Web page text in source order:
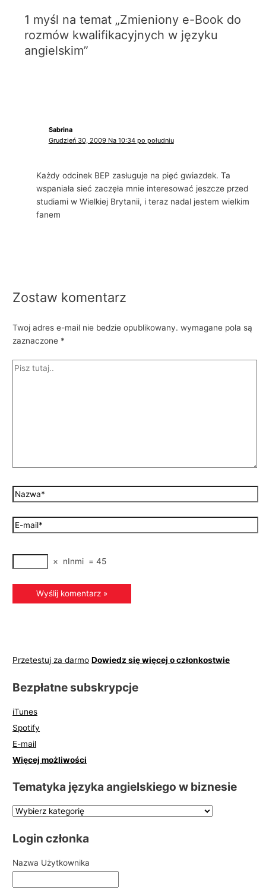
1 myśl na temat „Zmieniony e-Book do
rozmów kwalifikacyjnych w języku
angielskim”
Sabrina
Grudzień 30, 2009 Na 10:34 po południu
Każdy odcinek BEP zasługuje na pięć gwiazdek. Ta
wspaniała sieć zaczęła mnie interesować jeszcze przed
studiami w Wielkiej Brytanii, i teraz nadal jestem wielkim
fanem
Zostaw komentarz
Twoj adres e-mail nie bedzie opublikowany. wymagane pola są
zaznaczone *
× nInmi = 45
Przetestuj za darmo Dowiedz się więcej o członkostwie
Bezpłatne subskrypcje
iTunes
Spotify
E-mail
Więcej możliwości
Tematyka języka angielskiego w biznesie
Login członka
Nazwa Użytkownika